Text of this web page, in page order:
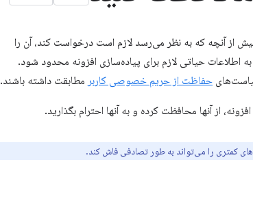
از آنچه که به نظر می‌رسد لازم است درخواست کند، آن را
حیاتی لازم برای پیاده‌سازی افزونه محدود شود.
حفاظت از حریم خصوصی کاربر مطابقت داشته باشند.
از آنها محافظت کرده و به آنها احترام بگذارید.
کمتری را می‌تواند به طور تصادفی فاش کند.